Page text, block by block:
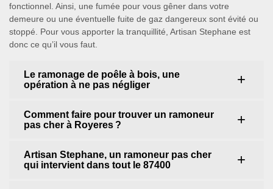
fonctionnel. Ainsi, une fumée pour vous gêner dans votre
demeure ou une éventuelle fuite de gaz dangereux sont évité ou
stoppé. Pour vous apporter la tranquillité, Artisan Stephane est
donc ce qu’il vous faut.
Le ramonage de poêle à bois, une
opération à ne pas négliger
Comment faire pour trouver un ramoneur
pas cher à Royeres ?
Artisan Stephane, un ramoneur pas cher
qui intervient dans tout le 87400